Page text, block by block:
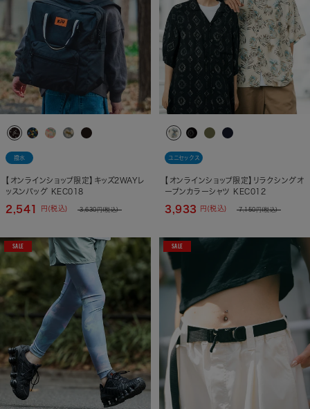
撥水
【オンラインショップ限定】キッズ2WAYレ
ッスンバッグ KEC018
2,541 円(税込) 3,630円(税込)
ユニセックス
【オンラインショップ限定】リラクシングオ
ープンカラーシャツ KEC012
3,933 円(税込) 7,150円(税込)
SALE SALE